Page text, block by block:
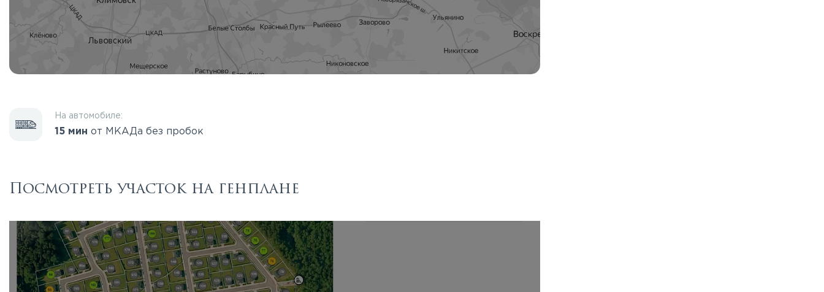
На автомобиле:
15 мин от МКАДа без пробок
Посмотреть участок на генплане